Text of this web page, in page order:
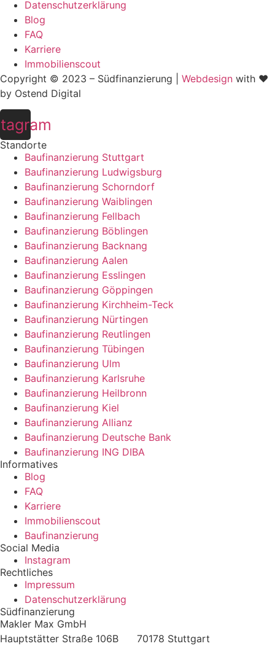
Datenschutzerklärung
Blog
FAQ
Karriere
Immobilienscout
Copyright © 2023 – Südfinanzierung | Webdesign with ♥
by Ostend Digital
Standorte
Baufinanzierung Stuttgart
Baufinanzierung Ludwigsburg
Baufinanzierung Schorndorf
Baufinanzierung Waiblingen
Baufinanzierung Fellbach
Baufinanzierung Böblingen
Baufinanzierung Backnang
Baufinanzierung Aalen
Baufinanzierung Esslingen
Baufinanzierung Göppingen
Baufinanzierung Kirchheim-Teck
Baufinanzierung Nürtingen
Baufinanzierung Reutlingen
Baufinanzierung Tübingen
Baufinanzierung Ulm
Baufinanzierung Karlsruhe
Baufinanzierung Heilbronn
Baufinanzierung Kiel
Baufinanzierung Allianz
Baufinanzierung Deutsche Bank
Baufinanzierung ING DIBA
Informatives
Blog
FAQ
Karriere
Immobilienscout
Baufinanzierung
Social Media
Instagram
Rechtliches
Impressum
Datenschutzerklärung
Südfinanzierung
Makler Max GmbH
Hauptstätter Straße 106B 70178 Stuttgart